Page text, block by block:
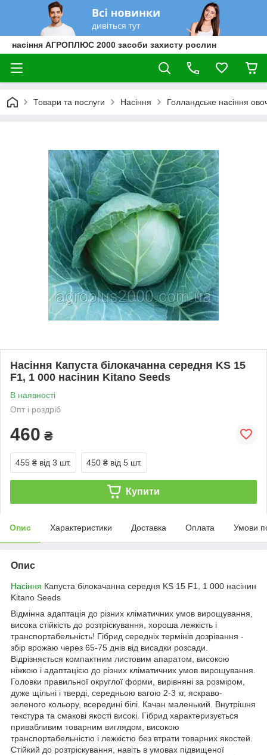
насіння АГРОПЛЮС 2000 засоби захисту рослин
Товари та послуги Насіння Голландське насіння
Насіння Капуста білокачанна середня KS 15
F1, 1 000 насінин Kitano Seeds
В наявності
Опт і роздріб
460 ₴
455 ₴ від 3 шт. 450 ₴ від 5 шт.
Купити
Опис Характеристики Доставка Оплата Умови
Опис
Насіння Капуста білокачанна середня KS 15 F1, 1 000 насінин
Kitano Seeds
Відмінна адаптація до різних кліматичних умов вирощування,
висока стійкість до розтріскування, хороша лежкість і
транспортабельність! Гібрид середніх термінів дозрівання -
збір врожаю через 65-75 днів від висадки розсади.
Відрізняється компактним листовим апаратом, високою
ніжкою і адаптацією до різних кліматичних умов вирощування.
Головки правильної округлої форми, вирівняні за розміром,
дуже щільні і тверді, середньою вагою 2-3 кг, яскраво-
зеленого кольору, всередині білі. Качан маленький. Внутрішня
текстура та смакові якості високі. Гібрид характеризується
привабливим товарним виглядом, високою
транспортабельністю і лежкістю без втрати товарних якостей.
Стійкий до розтріскування, навіть в умовах підвищеної